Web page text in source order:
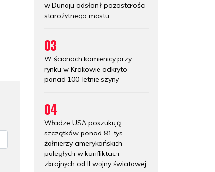
w Dunaju odsłonił pozostałości
starożytnego mostu
03
W ścianach kamienicy przy
rynku w Krakowie odkryto
ponad 100-letnie szyny
04
Władze USA poszukują
szczątków ponad 81 tys.
żołnierzy amerykańskich
poległych w konfliktach
zbrojnych od II wojny światowej